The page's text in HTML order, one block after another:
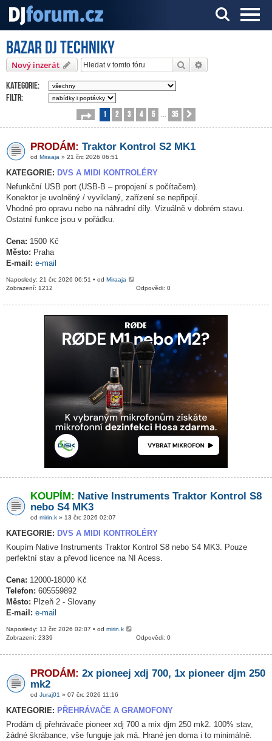
Server o DJ technice a DJingu
Bazar DJ techniky
Nový inzerát Hledat
Kategorie:
Filtr:
Stránka 1z 35
1 2 3 4 5 35
PRODÁM: Traktor Kontrol S2 MK1
od Miraaja » 21 črc 2026 06:51
KATEGORIE: DVS A MIDI KONTROLÉRY
Nefunkční USB port (USB-B – propojení s počítačem).
Konektor je uvolněný / vyviklaný, zařízení se nepřipojí.
Vhodné pro opravu nebo na náhradní díly. Vizuálně v dobrém stavu.
Ostatní funkce jsou v pořádku.
Cena: 1500 Kč
Město: Praha
E-mail: e-mail
Naposledy: 21 črc 2026 06:51 • od Miraaja
Odpovědi: 0
Zobrazení: 1212
KOUPÍM: Native Instruments Traktor Kontrol S8
nebo S4 MK3
od mirin.k » 13 črc 2026 02:07
KATEGORIE: DVS A MIDI KONTROLÉRY
Koupím Native Instruments Traktor Kontrol S8 nebo S4 MK3. Pouze
perfektní stav a převod licence na NI Acess.
Cena: 12000-18000 Kč
Telefon: 605559892
Město: Plzeň 2 - Slovany
E-mail: e-mail
Naposledy: 13 črc 2026 02:07 • od mirin.k
Odpovědi: 0
Zobrazení: 2339
PRODÁM: 2x pioneej xdj 700, 1x pioneer djm 250
mk2
od Juraj01 » 07 črc 2026 11:16
KATEGORIE: PŘEHRÁVAČE A GRAMOFONY
Prodám dj přehrávače pioneer xdj 700 a mix djm 250 mk2. 100% stav,
žádné škrábance, vše funguje jak má. Hrané jen doma i to minimálně.